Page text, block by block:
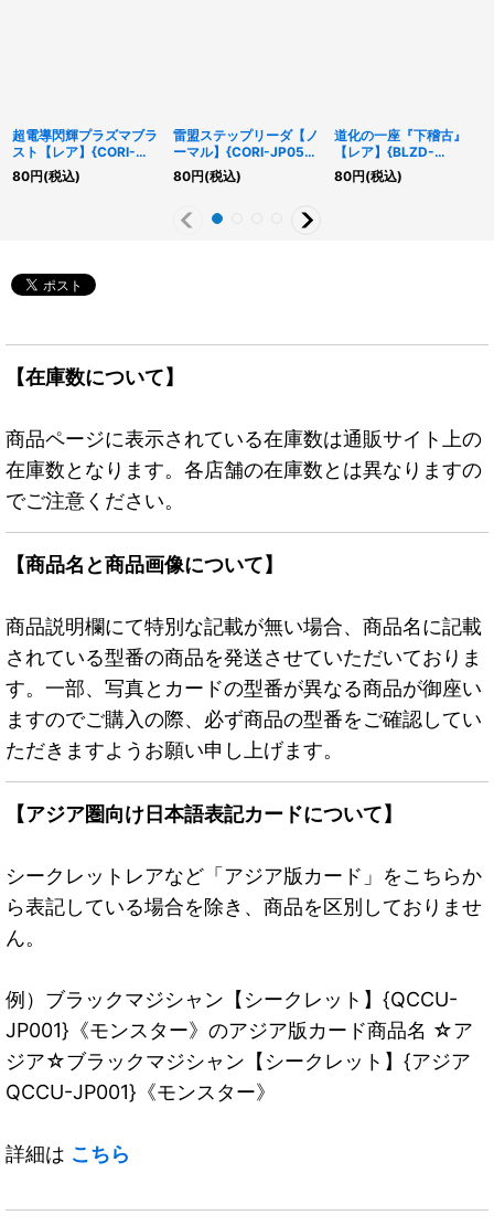
超電導閃輝プラズマブラ
スト【レア】{CORI-
JP063}《魔法》
80円(税込)
雷盟ステップリーダ【ノ
ーマル】{CORI-JP052}
《魔法》
80円(税込)
道化の一座『下稽古』
【レア】{BLZD-
JP059}《魔法》
80円(税込)
【在庫数について】
商品ページに表示されている在庫数は通販サイト上の
在庫数となります。各店舗の在庫数とは異なりますの
でご注意ください。
【商品名と商品画像について】
商品説明欄にて特別な記載が無い場合、商品名に記載
されている型番の商品を発送させていただいておりま
す。一部、写真とカードの型番が異なる商品が御座い
ますのでご購入の際、必ず商品の型番をご確認してい
ただきますようお願い申し上げます。
【アジア圏向け日本語表記カードについて】
シークレットレアなど「アジア版カード」をこちらか
ら表記している場合を除き、商品を区別しておりませ
ん。
例）ブラックマジシャン【シークレット】{QCCU-
JP001}《モンスター》のアジア版カード商品名 ☆ア
ジア☆ブラックマジシャン【シークレット】{アジア
QCCU-JP001}《モンスター》
詳細は こちら